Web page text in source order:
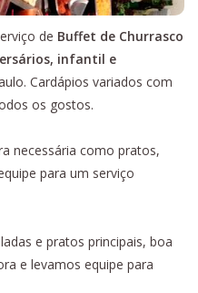
de Buffet de Churrasco
infantil e
Cardápios variados com
os gostos.
necessária como pratos,
para um serviço
e pratos principais, boa
e levamos equipe para